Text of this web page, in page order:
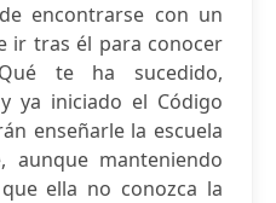
encontrarse con un
ir tras él para conocer
te ha sucedido,
ya iniciado el Código
enseñarle la escuela
aunque manteniendo
ella no conozca la